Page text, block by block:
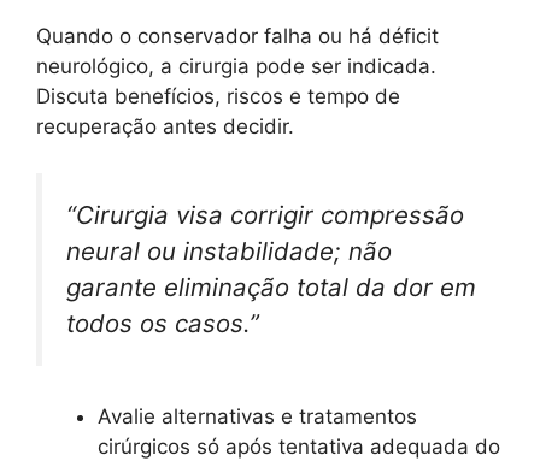
Quando o conservador falha ou há déficit
neurológico, a cirurgia pode ser indicada.
Discuta benefícios, riscos e tempo de
recuperação antes decidir.
“Cirurgia visa corrigir compressão
neural ou instabilidade; não
garante eliminação total da dor em
todos os casos.”
Avalie alternativas e tratamentos
cirúrgicos só após tentativa adequada do